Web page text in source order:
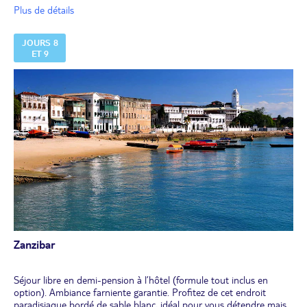
Transfert puis installation pour 3 nuits à l'hôtel, sur l'île de
Dîner à l'hôtel.
Plus de détails
JOURS 8
ET 9
Zanzibar
Séjour libre en demi-pension à l’hôtel (formule tout inclus en
option). Ambiance farniente garantie. Profitez de cet endroit